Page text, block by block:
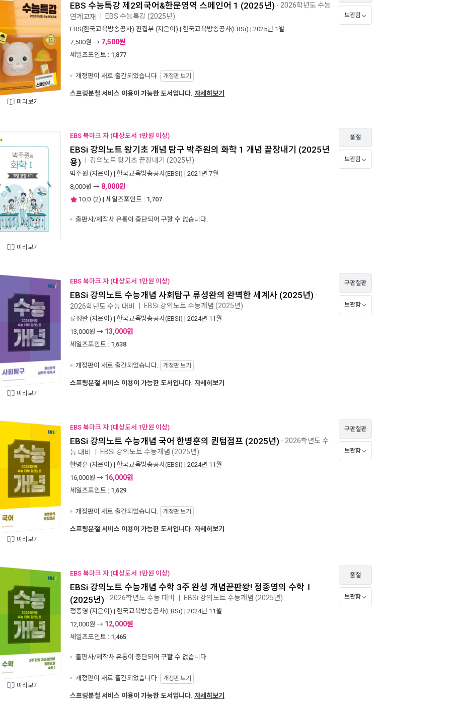
미리보기
EBS 수능특강 제2외국어&한문영역 스페인어 1 (2025년) - 2026학년도 수능
연계교재 EBS 수능특강 (2025년)
EBS(한국교육방송공사) 편집부 (지은이) | 한국교육방송공사(EBSi) | 2025년 1월
7,500원 → 7,500원
세일즈포인트 : 1,877
개정판이 새로 출간되었습니다. 개정판 보기
보관함
스프링분철 서비스 이용이 가능한 도서입니다. 자세히보기
미리보기
EBS 북마크 자 (대상도서 1만원 이상)
EBSi 강의노트 왕기초 개념 탐구 박주원의 화학 1 개념 끝장내기 (2025년
용) 강의노트 왕기초 끝장내기 (2025년)
박주원 (지은이) | 한국교육방송공사(EBSi) | 2021년 7월
8,000원 → 8,000원
10.0 (2) | 세일즈포인트 : 1,707
출판사/제작사 유통이 중단되어 구할 수 없습니다.
품절
보관함
미리보기
EBS 북마크 자 (대상도서 1만원 이상)
EBSi 강의노트 수능개념 사회탐구 류성완의 완벽한 세계사 (2025년) -
2026학년도 수능 대비 EBSi 강의노트 수능개념 (2025년)
류성완 (지은이) | 한국교육방송공사(EBSi) | 2024년 11월
13,000원 → 13,000원
세일즈포인트 : 1,638
개정판이 새로 출간되었습니다. 개정판 보기
구판절판
보관함
스프링분철 서비스 이용이 가능한 도서입니다. 자세히보기
미리보기
EBS 북마크 자 (대상도서 1만원 이상)
EBSi 강의노트 수능개념 국어 한병훈의 퀀텀점프 (2025년) - 2026학년도 수
능 대비 EBSi 강의노트 수능개념 (2025년)
한병훈 (지은이) | 한국교육방송공사(EBSi) | 2024년 11월
16,000원 → 16,000원
세일즈포인트 : 1,629
개정판이 새로 출간되었습니다. 개정판 보기
구판절판
보관함
스프링분철 서비스 이용이 가능한 도서입니다. 자세히보기
미리보기
EBS 북마크 자 (대상도서 1만원 이상)
EBSi 강의노트 수능개념 수학 3주 완성 개념끝판왕! 정종영의 수학Ⅰ
(2025년) - 2026학년도 수능 대비 EBSi 강의노트 수능개념 (2025년)
정종영 (지은이) | 한국교육방송공사(EBSi) | 2024년 11월
12,000원 → 12,000원
세일즈포인트 : 1,465
출판사/제작사 유통이 중단되어 구할 수 없습니다.
개정판이 새로 출간되었습니다. 개정판 보기
품절
보관함
스프링분철 서비스 이용이 가능한 도서입니다. 자세히보기